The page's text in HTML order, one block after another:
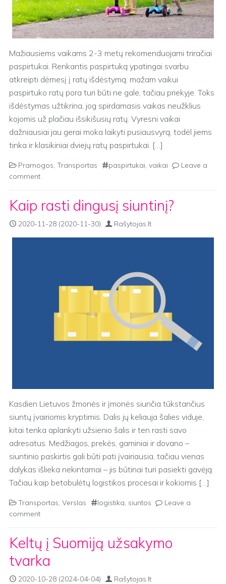
Mažiausiems vaikams 2-3 metų rekomenduojami triračiai
paspirtukai. Renkantis paspirtuką ypatingai svarbu
atkreipti dėmesį į ratų išdėstymą: mažam vaikui
paspirtuko ratų pora turi būti ne gale, tačiau priekyje. Toks
išdėstymas užtikrina, jog spirdamasis vaikas neužklius
kojomis už plačiau išsikišusių ratų. Vyresni vaikai
dažniausiai jau gerai moka laikyti pusiausvyrą, todėl jiems
tinka ir klasikiniai dviejų ratų paspirtukai. […]
Pramogos, Transportas paspirtukai, vaikai
Leave a
comment
Kaip rasti dingusį siuntinį?
2020-11-28 (2020-11-30) Rašytojas.lt
Kasdien Lietuvos žmonės ir įmonės siunčia tūkstančius
siuntų įvairiomis kryptimis. Dalis jų keliauja šalies viduje,
kitai tenka aplankyti užsienio šalis ir ten rasti savo
adresatus. Medžiagos, prekės, gaminiai ir dovano –
siuntinio paskirtis gali būti pati įvairiausia, tačiau vienas
dalykas išlieka nekintamai – jis būtinai turi pasiekti gavėją.
Tačiau kaip betobulėtų logistikos procesai ir kokiomis […]
Transportas, Verslas logistika, siuntos
Leave a
comment
Keltų į Suomiją užsakymo
tvarka
2020-10-28 (2024-04-04) Rašytojas.lt